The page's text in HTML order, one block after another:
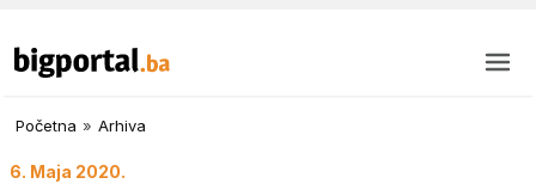
Početna » Arhiva
6. Maja 2020.